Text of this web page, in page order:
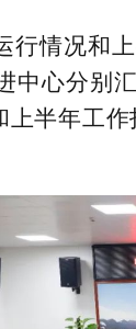
行情况和
中心分别
半年工作